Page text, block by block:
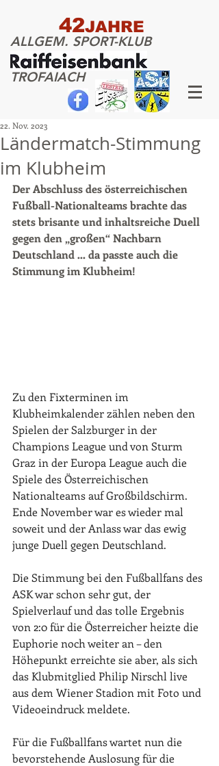
42JAHRE
ALLGEM. SPORT-KLUB
TROFAIACH
Ländermatch-Stimmung
im Klubheim
22. Nov. 2023
Der Abschluss des österreichischen
Fußball-Nationalteams brachte das
stets brisante und inhaltsreiche Duell
gegen den „großen“ Nachbarn
Deutschland … da passte auch die
Stimmung im Klubheim!
Zu den Fixterminen im
Klubheimkalender zählen neben den
Spielen der Salzburger in der
Champions League und von Sturm
Graz in der Europa League auch die
Spiele des Österreichischen
Nationalteams auf Großbildschirm.
Ende November war es wieder mal
soweit und der Anlass war das ewig
junge Duell gegen Deutschland.
Die Stimmung bei den Fußballfans des
ASK war schon sehr gut, der
Spielverlauf und das tolle Ergebnis
von 2:0 für die Österreicher heizte die
Euphorie noch weiter an – den
Höhepunkt erreichte sie aber, als sich
das Klubmitglied Philip Nirschl live
aus dem Wiener Stadion mit Foto und
Videoeindruck meldete.
Für die Fußballfans wartet nun die
bevorstehende Auslosung für die